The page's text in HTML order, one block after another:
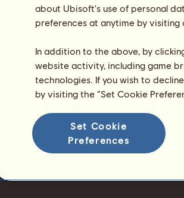
about Ubisoft's use of personal
preferences at anytime by
In addition to the above, by
website activity, including game
technologies. If you wish to
by visiting the “Set Cookie
Set Cookie
Preferences